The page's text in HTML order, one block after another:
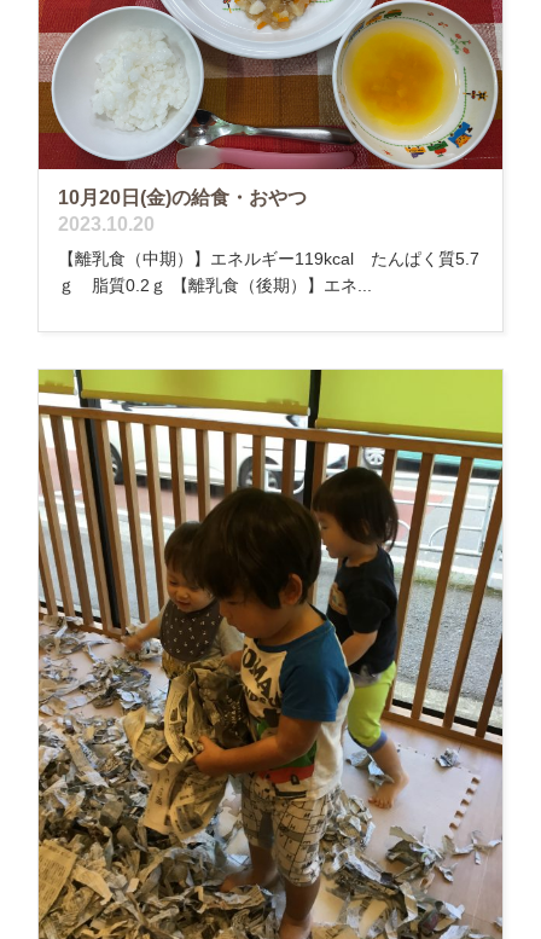
10月20日(金)の給食・おやつ
2023.10.20
【離乳食（中期）】エネルギー119kcal たんぱく質5.7
ｇ 脂質0.2ｇ 【離乳食（後期）】エネ...